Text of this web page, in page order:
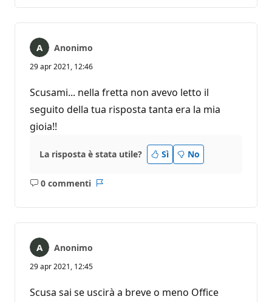
Anonimo
29 apr 2021, 12:46
Scusami... nella fretta non avevo letto il
seguito della tua risposta tanta era la mia
gioia!!
La risposta è stata utile? Sì No
0 commenti
Nessun
Anonimo
29 apr 2021, 12:45
Scusa sai se uscirà a breve o meno Office